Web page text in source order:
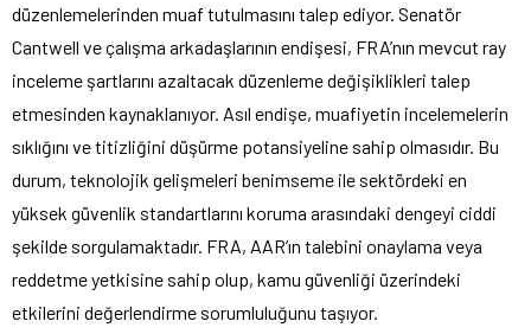
düzenlemelerinden muaf tutulmasını talep ediyor. Senatör
Cantwell ve çalışma arkadaşlarının endişesi, FRA’nın mevcut ray
inceleme şartlarını azaltacak düzenleme değişiklikleri talep
etmesinden kaynaklanıyor. Asıl endişe, muafiyetin incelemelerin
sıklığını ve titizliğini düşürme potansiyeline sahip olmasıdır. Bu
durum, teknolojik gelişmeleri benimseme ile sektördeki en
yüksek güvenlik standartlarını koruma arasındaki dengeyi ciddi
şekilde sorgulamaktadır. FRA, AAR’ın talebini onaylama veya
reddetme yetkisine sahip olup, kamu güvenliği üzerindeki
etkilerini değerlendirme sorumluluğunu taşıyor.